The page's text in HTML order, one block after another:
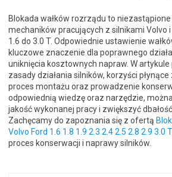
Blokada wałków rozrządu to
mechaników pracujących z silnikami Volvo
1.6 do 3.0 T. Odpowiednie ustawienie
kluczowe znaczenie dla poprawnego
uniknięcia kosztownych napraw. W
zasady działania silników, korzyści
proces montażu oraz prowadzenie
odpowiednią wiedzę oraz narzędzie,
jakość wykonanej pracy i zwiększyć
Zachęcamy do zapoznania się z ofertą
Volvo Ford 1.6 1.8 1.9 2.3 2.4 2.5 2.8 2.9 3.0 T
proces konserwacji i naprawy silników.